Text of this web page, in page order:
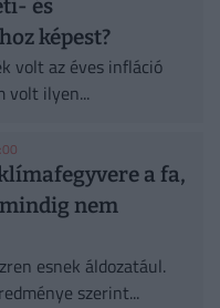
és
képest?
volt az éves infláció
volt ilyen...
a fa,
nem
esnek áldozatául.
szerint...